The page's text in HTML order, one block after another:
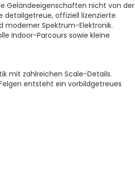
Geländeeigenschaften nicht von der
detailgetreue, offiziell lizenzierte
moderner Spektrum-Elektronik.
Indoor-Parcours sowie kleine
mit zahlreichen Scale-Details.
entsteht ein vorbildgetreues